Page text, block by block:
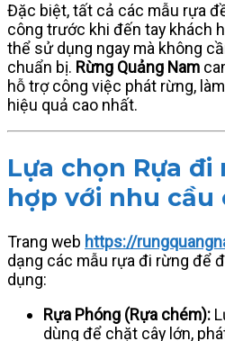
Đặc biệt, tất cả các mẫu rựa
công trước khi đến tay khách
thể sử dụng ngay mà không
chuẩn bị. Rừng Quảng Nam
hỗ trợ công việc phát rừng,
hiệu quả cao nhất.
Lựa chọn Rựa đi
hợp với nhu cầu
Trang web https://
dạng các mẫu rựa đi rừng để
dụng:
Rựa Phóng (Rựa chém):
dùng để chặt cây lớn,